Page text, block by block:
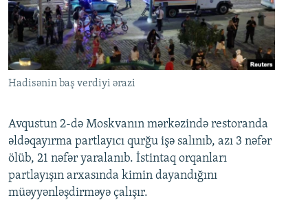
Hadisənin baş verdiyi ərazi
Avqustun 2-də Moskvanın mərkəzində restoranda
əldəqayırma partlayıcı qurğu işə salınıb, azı 3 nəfər
ölüb, 21 nəfər yaralanıb. İstintaq orqanları
partlayışın arxasında kimin dayandığını
müəyyənləşdirməyə çalışır.